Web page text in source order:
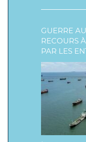
GUERRE
RECOURS
PAR LES